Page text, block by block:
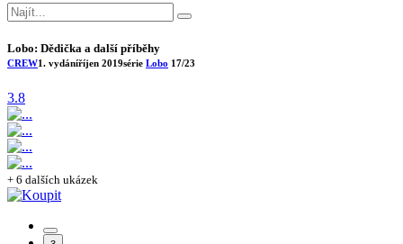
Lobo: Dědička a další příběhy
CREW1. vydáníříjen 2019série Lobo 17/23
3.8
+ 6 dalších ukázek